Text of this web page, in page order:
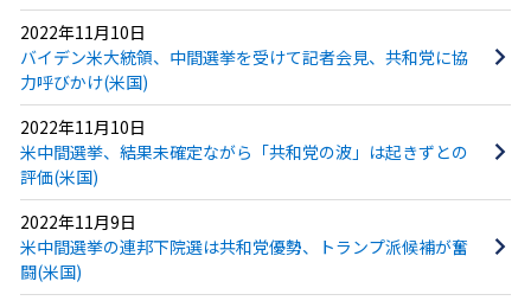
2022年11月10日
バイデン米大統領、中間選挙を受けて記者会見、共和党に協
力呼びかけ(米国)
2022年11月10日
米中間選挙、結果未確定ながら「共和党の波」は起きずとの
評価(米国)
2022年11月9日
米中間選挙の連邦下院選は共和党優勢、トランプ派候補が奮
闘(米国)